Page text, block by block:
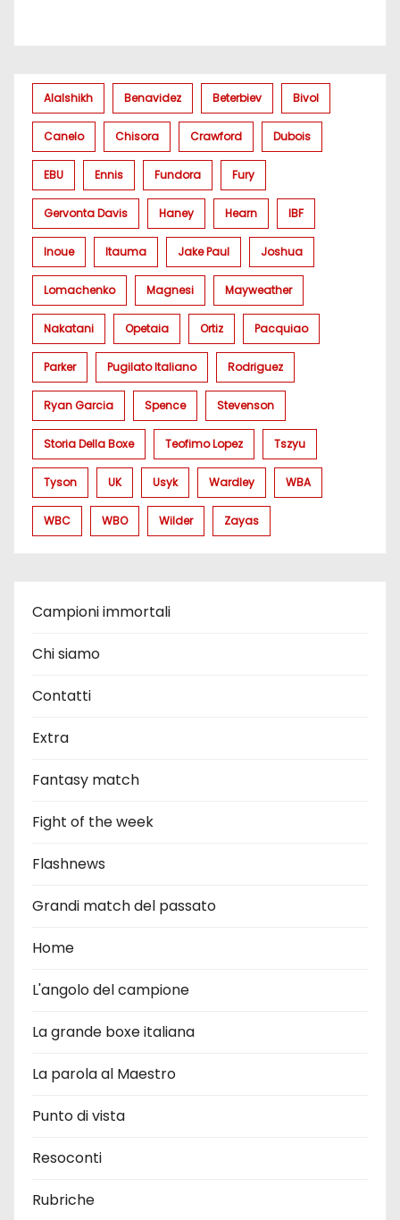
Alalshikh Benavidez Beterbiev Bivol
Canelo Chisora Crawford Dubois
EBU Ennis Fundora Fury
Gervonta Davis Haney Hearn IBF
Inoue Itauma Jake Paul Joshua
Lomachenko Magnesi Mayweather
Nakatani Opetaia Ortiz Pacquiao
Parker Pugilato Italiano Rodriguez
Ryan Garcia Spence Stevenson
Storia Della Boxe Teofimo Lopez Tszyu
Tyson UK Usyk Wardley WBA
WBC WBO Wilder Zayas
Campioni immortali
Chi siamo
Contatti
Extra
Fantasy match
Fight of the week
Flashnews
Grandi match del passato
Home
L'angolo del campione
La grande boxe italiana
La parola al Maestro
Punto di vista
Resoconti
Rubriche